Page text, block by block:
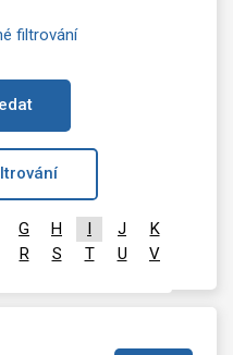
filtrování
G H I J
K
R S T U
V